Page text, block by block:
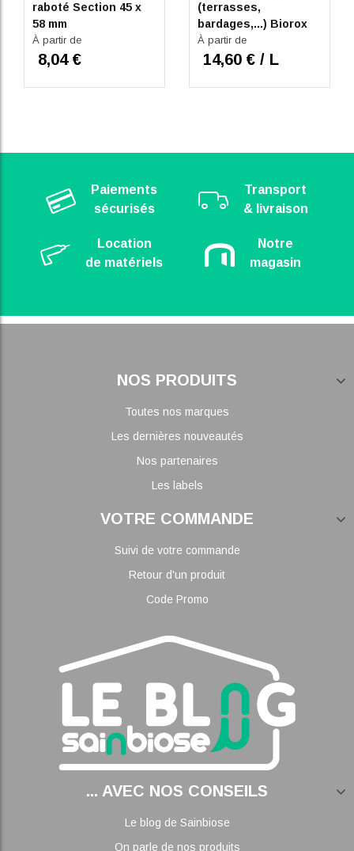
raboté Section 45 x
58 mm
À partir de
8,04 €
(terrasses,
bardages,...) Biorox
DGrise
À partir de
14,60 € / L
Paiements
sécurisés
Transport
& livraison
Location
de matériels
Notre
magasin
NOS PRODUITS
Toutes nos marques
Les dernières nouveautés
Nos partenaires
Les labels
VOTRE COMMANDE
Suivi de votre commande
Retour d'un produit
Code Promo
... AVEC NOS CONSEILS
Le blog de Sainbiose
On parle de nos produits